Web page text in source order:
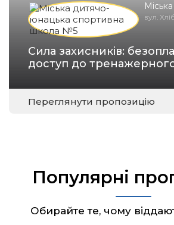
вул.
Сила захисників:
доступ до
Переглянути пропозицію
Популярні
Обирайте те, чому